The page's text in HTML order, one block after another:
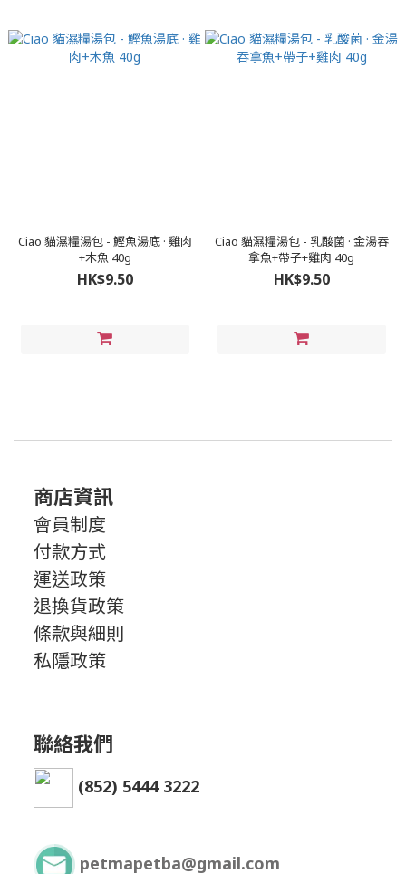
Ciao 貓濕糧湯包 - 鰹魚湯底 · 雞肉
+木魚 40g
HK$9.50
Ciao 貓濕糧湯包 - 乳酸菌 · 金湯吞
拿魚+帶子+雞肉 40g
HK$9.50
商店資訊
會員制度
付款方式
運送政策
退換貨政策
條款與細則
私隱政策
聯絡我們
(852) 5444 3222
petmapetba@gmail.com